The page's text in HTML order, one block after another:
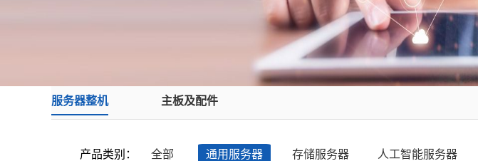
服务器整机 主板及配件
产品类别： 全部 通用服务器 存储服务器 人工智能服务器